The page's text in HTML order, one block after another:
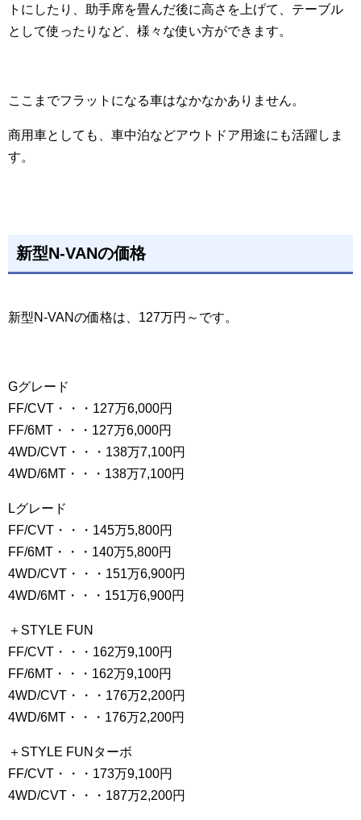
トにしたり、助手席を畳んだ後に高さを上げて、テーブル
として使ったりなど、様々な使い方ができます。
ここまでフラットになる車はなかなかありません。
商用車としても、車中泊などアウトドア用途にも活躍しま
す。
新型N-VANの価格
新型N-VANの価格は、127万円～です。
Gグレード
FF/CVT・・・127万6,000円
FF/6MT・・・127万6,000円
4WD/CVT・・・138万7,100円
4WD/6MT・・・138万7,100円
Lグレード
FF/CVT・・・145万5,800円
FF/6MT・・・140万5,800円
4WD/CVT・・・151万6,900円
4WD/6MT・・・151万6,900円
＋STYLE FUN
FF/CVT・・・162万9,100円
FF/6MT・・・162万9,100円
4WD/CVT・・・176万2,200円
4WD/6MT・・・176万2,200円
＋STYLE FUNターボ
FF/CVT・・・173万9,100円
4WD/CVT・・・187万2,200円